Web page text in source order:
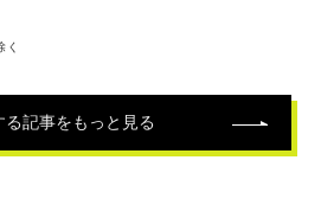
く
る記事をもっと見る